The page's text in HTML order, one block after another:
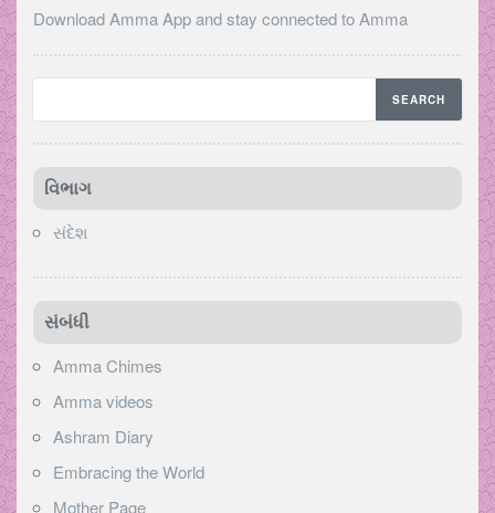
Download Amma App and stay connected to Amma
વિભાગ
સંદેશ
સંબંધી
Amma Chimes
Amma videos
Ashram Diary
Embracing the World
Mother Page